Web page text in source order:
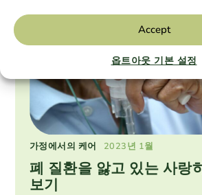
Accept
옵트아웃 기본 설정
가정에서의 케어 2023년 1월
폐 질환을 앓고 있는 사랑
보기